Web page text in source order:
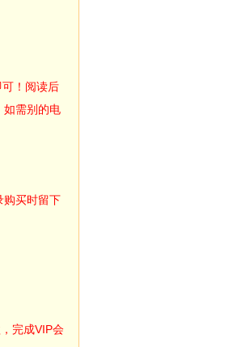
！阅读后
如需别的电
购买时留下
完成VIP会